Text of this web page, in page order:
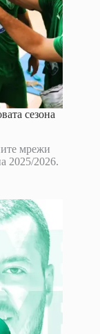
сезона
мрежи
2025/2026.